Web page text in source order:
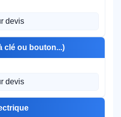
devis
clé ou bouton...)
devis